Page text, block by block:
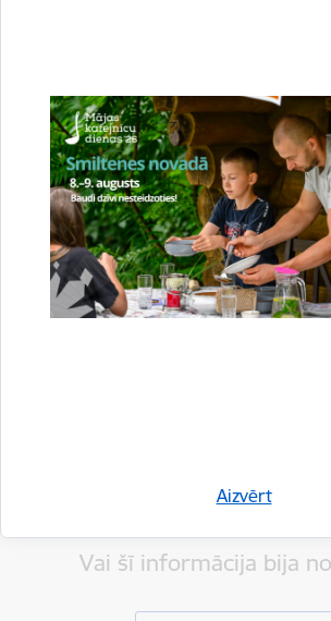
Aizvērt
Drukāt lapu
Dalīties
Vai šī informācija bija